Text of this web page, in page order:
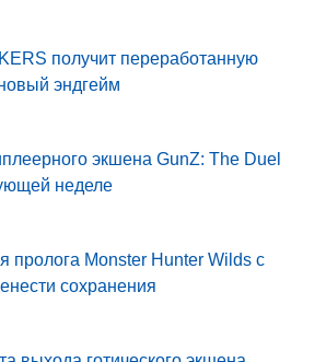
получит переработанную
эндгейм
экшена GunZ: The Duel
неделе
Monster Hunter Wilds с
сохранения